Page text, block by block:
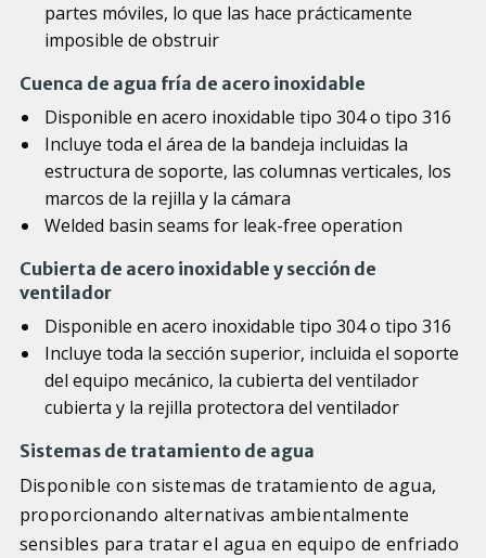
partes móviles, lo que las hace prácticamente
imposible de obstruir
Cuenca de agua fría de acero inoxidable
Disponible en acero inoxidable tipo 304 o tipo 316
Incluye toda el área de la bandeja incluidas la
estructura de soporte, las columnas verticales, los
marcos de la rejilla y la cámara
Welded basin seams for leak-free operation
Cubierta de acero inoxidable y sección de
ventilador
Disponible en acero inoxidable tipo 304 o tipo 316
Incluye toda la sección superior, incluida el soporte
del equipo mecánico, la cubierta del ventilador
cubierta y la rejilla protectora del ventilador
Sistemas de tratamiento de agua
Disponible con sistemas de tratamiento de agua,
proporcionando alternativas ambientalmente
sensibles para tratar el agua en equipo de enfriado